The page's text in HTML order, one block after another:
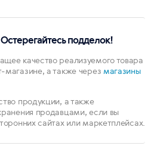
подделок!
качество реализуемого товара
а также через магазины
продукции, а также
продавцами, если вы
сайтах или маркетплейсах.